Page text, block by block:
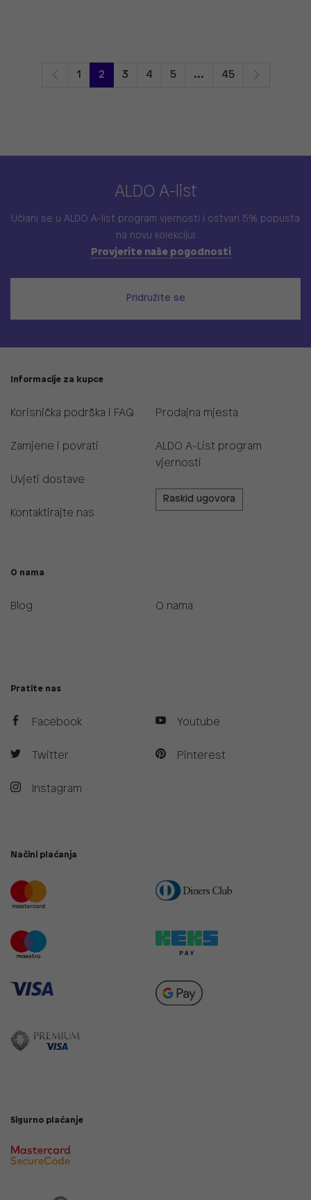
1 2 3 4 5 ... 45
ALDO A-list
Učlani se u ALDO A-list program vjernosti i ostvari 5% popusta
na novu kolekciju!
Provjerite naše pogodnosti
Pridružite se
Informacije za kupce
Korisnička podrška i FAQ
Zamjene i povrati
Uvjeti dostave
Kontaktirajte nas
Prodajna mjesta
ALDO A-List program
vjernosti
Raskid ugovora
O nama
Blog O nama
Pratite nas
Facebook
Twitter
Instagram
Youtube
Pinterest
Načini plaćanja
Sigurno plaćanje